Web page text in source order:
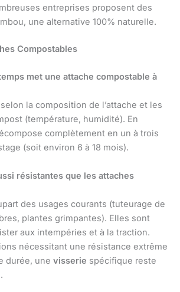
entreprises proposent des
une alternative 100% naturelle.
Compostables
met une attache compostable à
la composition de l’attache et les
(température, humidité). En
complètement en un à trois
(soit environ 6 à 18 mois).
résistantes que les attaches
des usages courants (tuteurage de
plantes grimpantes). Elles sont
aux intempéries et à la traction.
nécessitant une résistance extrême
durée, une visserie spécifique reste